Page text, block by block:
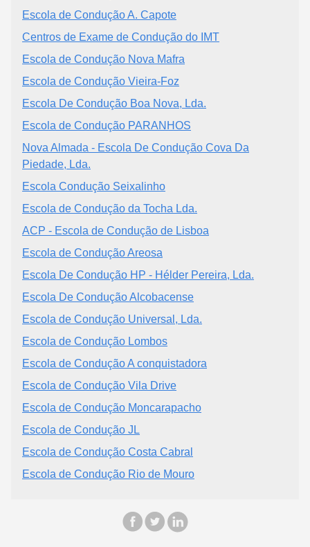
Escola de Condução A. Capote
Centros de Exame de Condução do IMT
Escola de Condução Nova Mafra
Escola de Condução Vieira-Foz
Escola De Condução Boa Nova, Lda.
Escola de Condução PARANHOS
Nova Almada - Escola De Condução Cova Da
Piedade, Lda.
Escola Condução Seixalinho
Escola de Condução da Tocha Lda.
ACP - Escola de Condução de Lisboa
Escola de Condução Areosa
Escola De Condução HP - Hélder Pereira, Lda.
Escola De Condução Alcobacense
Escola de Condução Universal, Lda.
Escola de Condução Lombos
Escola de Condução A conquistadora
Escola de Condução Vila Drive
Escola de Condução Moncarapacho
Escola de Condução JL
Escola de Condução Costa Cabral
Escola de Condução Rio de Mouro